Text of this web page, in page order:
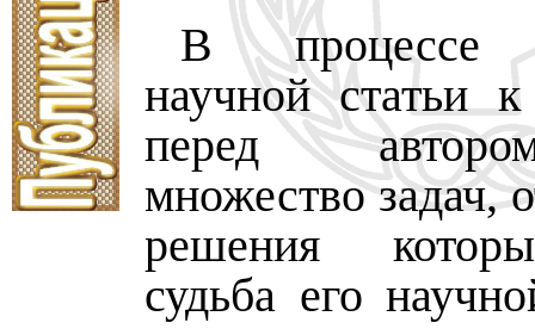
В процессе
научной статьи
перед
множество задач,
решения
судьба его